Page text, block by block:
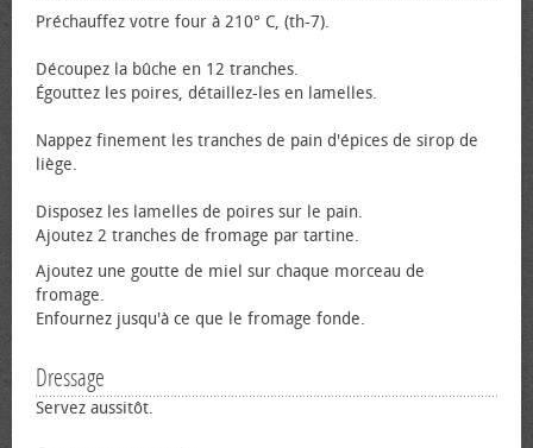
Préchauffez votre four à 210° C, (th-7).
Découpez la bûche en 12 tranches.
Égouttez les poires, détaillez-les en lamelles.
Nappez finement les tranches de pain d'épices de sirop de
liège.
Disposez les lamelles de poires sur le pain.
Ajoutez 2 tranches de fromage par tartine.
Ajoutez une goutte de miel sur chaque morceau de
fromage.
Enfournez jusqu'à ce que le fromage fonde.
Dressage
Servez aussitôt.